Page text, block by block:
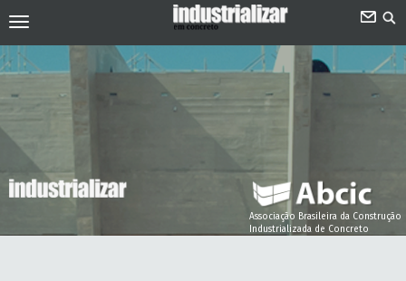
Associação Brasileira da Construção
Industrializada de Concreto